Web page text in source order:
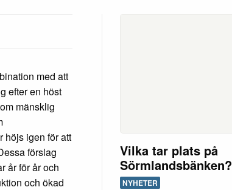
med att
efter en höst
mänsklig
höjs igen för att
förslag
år för år och
och ökad
Vilka tar plats på
Sörmlandsbänken?
NYHETER